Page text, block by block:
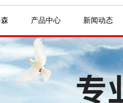
产品中心 新闻动态